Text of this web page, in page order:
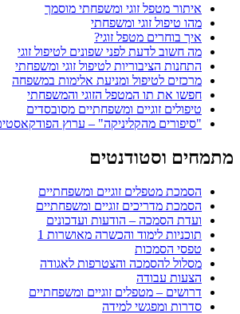
מטפל זוגי ומשפחתי מוסמך
זוגי ומשפחתי
מטפל זוגי?
לדעת לפני שפונים לטיפול זוגי
הציבוריות לטיפול זוגי ומשפחתי
לטיפול ומניעת אלימות במשפחה
את תו המטפל הזוגי והמשפחתי
זוגיים ומשפחתיים מסובסדים
מהקליניקה" – ערוץ הפודקאסטים
וסטודנטים
מטפלים זוגיים ומשפחתיים
מדריכים זוגיים ומשפחתיים
הסמכה – הודעות ועדכונים
לימוד והכשרה מאושרות 1
הסמכות
להסמכה והצטרפות לאגודה
עבודה
– מטפלים זוגיים ומשפחתיים
ומפגשי למידה